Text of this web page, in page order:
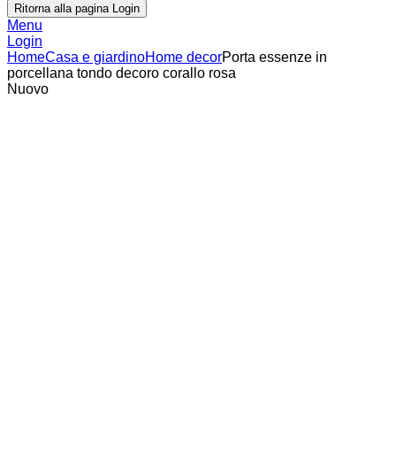
Ritorna alla pagina Login
Menu
Login
HomeCasa e giardinoHome decorPorta essenze in
porcellana tondo decoro corallo rosa
Nuovo